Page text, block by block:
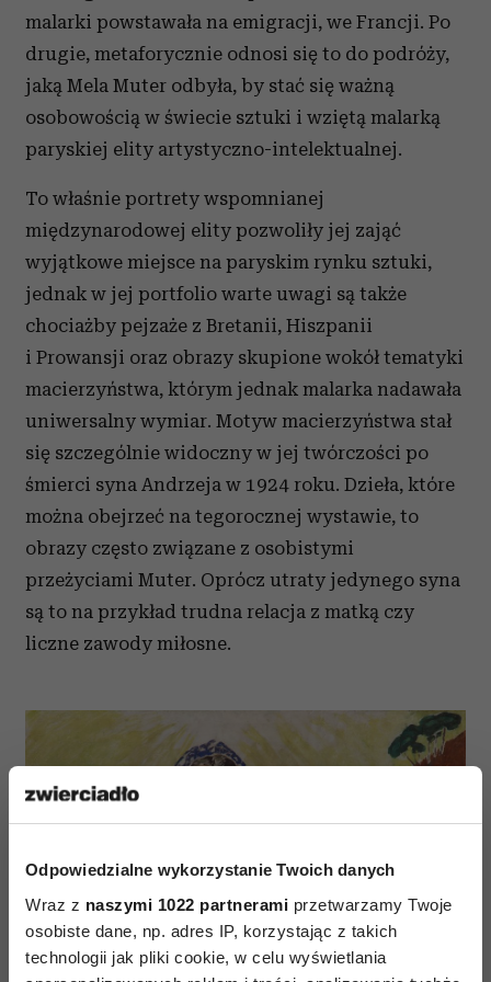
Odpowiedzialne wykorzystanie Twoich danych
Wraz z naszymi 1022 partnerami przetwarzamy Twoje
osobiste dane, np. adres IP, korzystając z takich
technologii jak pliki cookie, w celu wyświetlania
malarki powstawała na emigracji, we Francji. Po
drugie, metaforycznie odnosi się to do podróży,
jaką Mela Muter odbyła, by stać się ważną
osobowością w świecie sztuki i wziętą malarką
paryskiej elity artystyczno-intelektualnej.
To właśnie portrety wspomnianej
międzynarodowej elity pozwoliły jej zająć
wyjątkowe miejsce na paryskim rynku sztuki,
jednak w jej portfolio warte uwagi są także
chociażby pejzaże z Bretanii, Hiszpanii
i Prowansji oraz obrazy skupione wokół tematyki
macierzyństwa, którym jednak malarka nadawała
uniwersalny wymiar. Motyw macierzyństwa stał
się szczególnie widoczny w jej twórczości po
śmierci syna Andrzeja w 1924 roku. Dzieła, które
można obejrzeć na tegorocznej wystawie, to
obrazy często związane z osobistymi
przeżyciami Muter. Oprócz utraty jedynego syna
są to na przykład trudna relacja z matką czy
liczne zawody miłosne.